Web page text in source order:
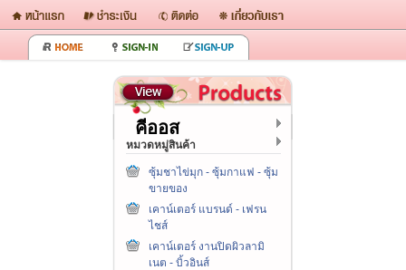
คีออส
หมวดหมู่สินค้า
ซุ้มชาไข่มุก - ซุ้มกาแฟ - ซุ้ม
ขายของ
เคาน์เตอร์ แบรนด์ - เฟรน
ไชส์
เคาน์เตอร์ งานปิดผิวลามิ
เนต - บิ้วอินส์